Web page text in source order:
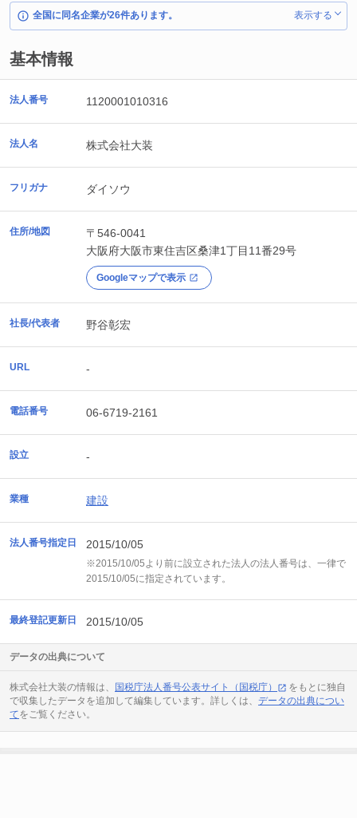
全国に同名企業が26件あります。 表示する
基本情報
法人番号 1120001010316
法人名 株式会社大装
フリガナ ダイソウ
住所/地図
〒546-0041
大阪府大阪市東住吉区桑津1丁目11番29号
Googleマップで表示
社長/代表者 野谷彰宏
URL -
電話番号 06-6719-2161
設立 -
業種 建設
法人番号指定日 2015/10/05
※2015/10/05より前に設立された法人の法人番号は、一律で
2015/10/05に指定されています。
最終登記更新日 2015/10/05
データの出典について
株式会社大装の情報は、 国税庁法人番号公表サイト（国税庁）
をもとに独自
で収集したデータを追加して編集しています。詳しくは、 データの出典につい
てをご覧ください。